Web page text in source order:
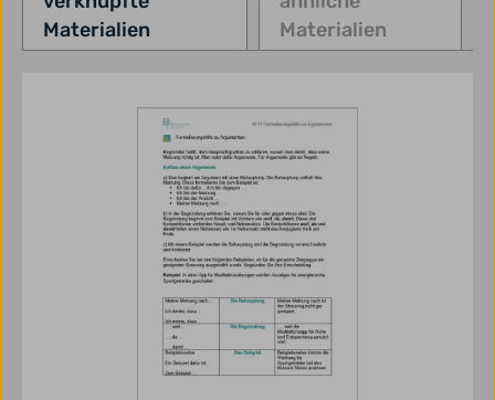
Materialien
Materialien